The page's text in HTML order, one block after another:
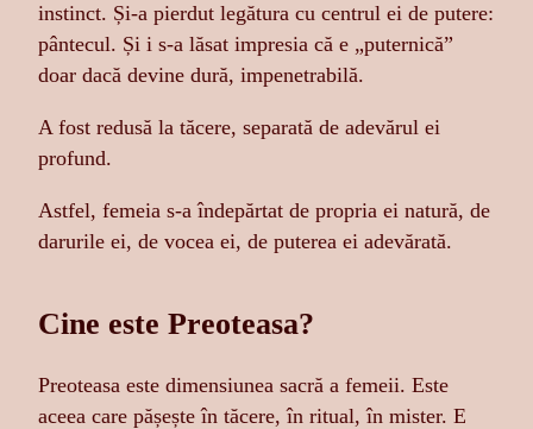
instinct. Și-a pierdut legătura cu centrul ei de putere:
pântecul. Și i s-a lăsat impresia că e „puternică”
doar dacă devine dură, impenetrabilă.
A fost redusă la tăcere, separată de adevărul ei
profund.
Astfel, femeia s-a îndepărtat de propria ei natură, de
darurile ei, de vocea ei, de puterea ei adevărată.
Cine este Preoteasa?
Preoteasa este dimensiunea sacră a femeii. Este
aceea care pășește în tăcere, în ritual, în mister. E